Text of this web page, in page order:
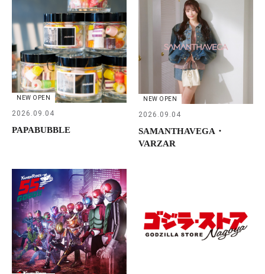
NEW OPEN
2026.09.04
PAPABUBBLE
NEW OPEN
2026.09.04
SAMANTHAVEGA・
VARZAR